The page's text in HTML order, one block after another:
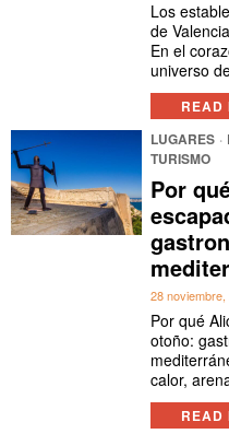
Los
de
En el
universo
READ
LUGARES ·
TURISMO
Por
28 noviembre,
Por qué
otoño:
calor,
READ